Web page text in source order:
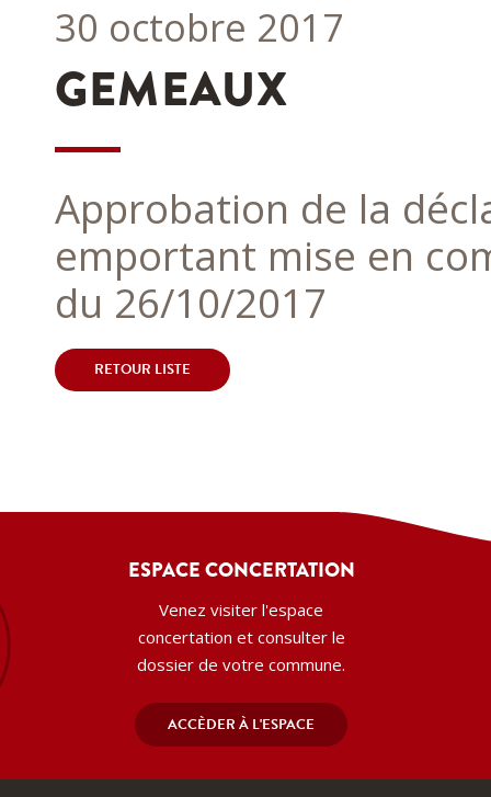
30 octobre 2017
GEMEAUX
Approbation de la
emportant mise en
du 26/10/2017
RETOUR LISTE
ESPACE CONCERTATION
Venez visiter l'espace
concertation et consulter le
dossier de votre commune.
ACCÈDER À L'ESPACE